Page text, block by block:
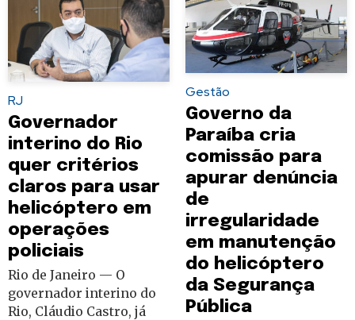
RJ
Governador
interino do Rio
quer critérios
claros para usar
helicóptero em
operações
policiais
Rio de Janeiro — O
governador interino do
Rio, Cláudio Castro, já
Gestão
Governo da
Paraíba cria
comissão para
apurar denúncia
de
irregularidade
em manutenção
do helicóptero
da Segurança
Pública